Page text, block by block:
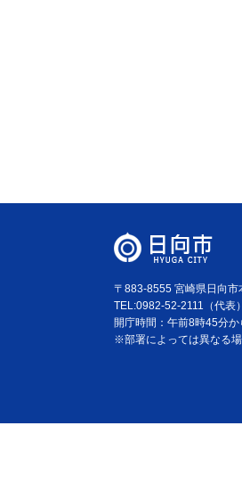
〒883-8555 宮崎県日向市
TEL:0982-52-2111（代表）
開庁時間：午前8時45分
※部署によっては異なる場